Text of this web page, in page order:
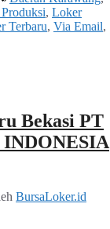
, Loker
Terbaru, Via Email,
Bekasi PT
BursaLoker.id